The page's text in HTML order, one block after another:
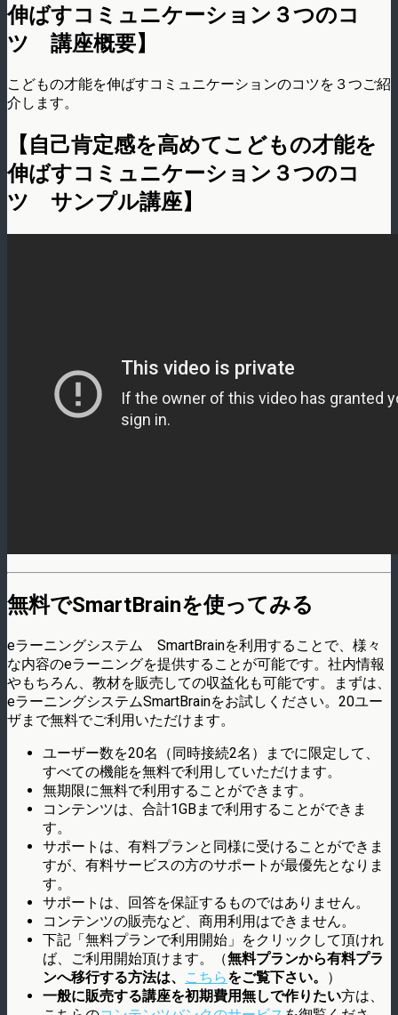
伸ばすコミュニケーション３つのコ
ツ 講座概要】
こどもの才能を伸ばすコミュニケーションのコツを３つご紹
介します。
【自己肯定感を高めてこどもの才能を
伸ばすコミュニケーション３つのコ
ツ サンプル講座】
無料でSmartBrainを使ってみる
eラーニングシステム SmartBrainを利用することで、様々
な内容のeラーニングを提供することが可能です。社内情報
やもちろん、教材を販売しての収益化も可能です。まずは、
eラーニングシステムSmartBrainをお試しください。20ユー
ザまで無料でご利用いただけます。
ユーザー数を20名（同時接続2名）までに限定して、
すべての機能を無料で利用していただけます。
無期限に無料で利用することができます。
コンテンツは、合計1GBまで利用することができま
す。
サポートは、有料プランと同様に受けることができま
すが、有料サービスの方のサポートが最優先となりま
す。
サポートは、回答を保証するものではありません。
コンテンツの販売など、商用利用はできません。
下記「無料プランで利用開始」をクリックして頂けれ
ば、ご利用開始頂けます。（無料プランから有料プラ
ンへ移行する方法は、
こちらをご覧下さい。
）
一般に販売する講座を初期費用無しで作りたい方は、